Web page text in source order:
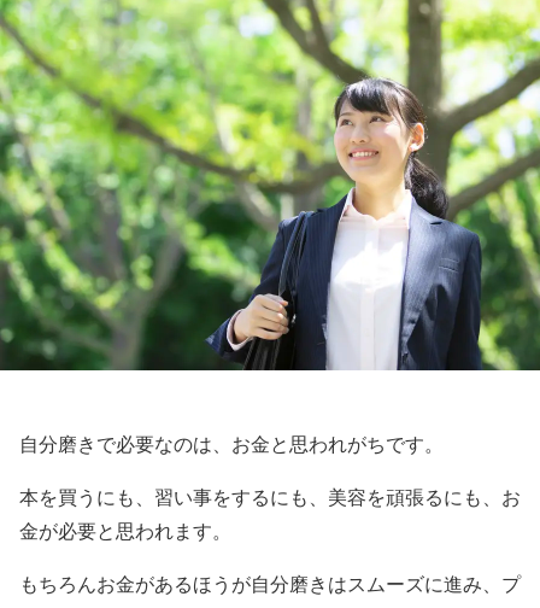
自分磨きで必要なのは、お金と思われがちです。
本を買うにも、習い事をするにも、美容を頑張るにも、お
金が必要と思われます。
もちろんお金があるほうが自分磨きはスムーズに進み、プ